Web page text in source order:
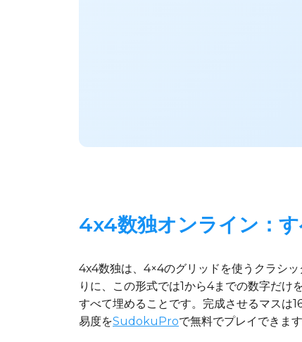
4x4数独オンライン：
4x4数独は、4×4のグリッドを使うクラシ
りに、この形式では1から4までの数字だ
すべて埋めることです。完成させるマスは
易度をSudokuProで無料でプレイできます